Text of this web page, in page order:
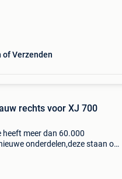
of Verzenden
rechts voor XJ 700
meer dan 60.000
onderdelen,deze staan op